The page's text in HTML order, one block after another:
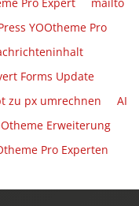
YOOtheme Pro
Forms Update
zu px umrechnen
AI
Erweiterung
Pro Experten